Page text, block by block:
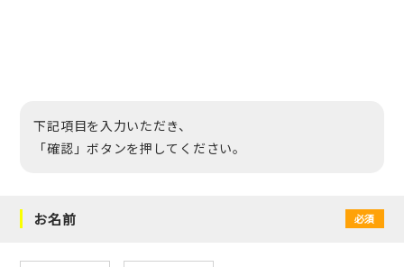
下記項目を入力いただき、
「確認」ボタンを押してください。
お名前 必須